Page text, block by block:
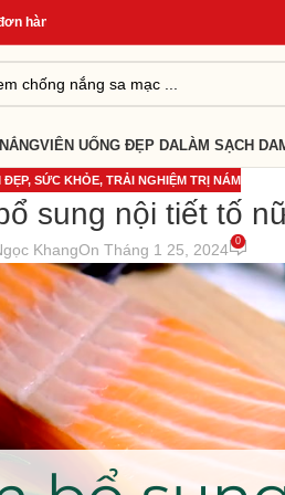
* Quà Tặng Cho Đơn Từ 499K
VIÊN UỐNG ĐẸP DALÀM SẠCH DA
ĐẸP, SỨC KHỎE, TRẢI NGHIỆM TRỊ NÁM
sung nội tiết tố
KhangOn Tháng 1 25, 2024 0